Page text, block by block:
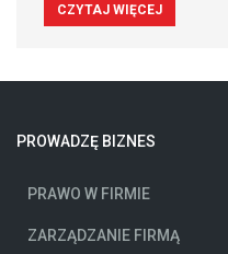
CZYTAJ WIĘCEJ
PROWADZĘ BIZNES
PRAWO W FIRMIE
ZARZĄDZANIE FIRMĄ